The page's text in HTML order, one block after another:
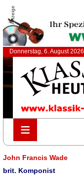
Anzeige
Donnerstag, 6. August 2026
≡
≡
John Francis Wade
brit. Komponist